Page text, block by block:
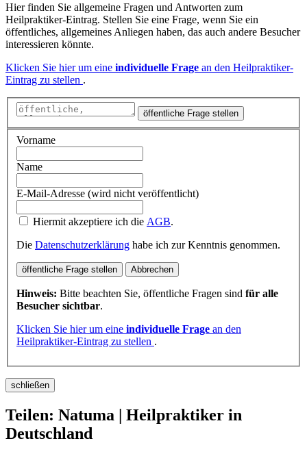
Hier finden Sie allgemeine Fragen und Antworten zum
Heilpraktiker-Eintrag. Stellen Sie eine Frage, wenn Sie ein
öffentliches, allgemeines Anliegen haben, das auch andere Besucher
interessieren könnte.
Klicken Sie hier um eine individuelle Frage an den Heilpraktiker-
Eintrag zu stellen .
öffentliche Frage stellen
Vorname
Name
E-Mail-Adresse (wird nicht veröffentlicht)
Hiermit akzeptiere ich die AGB.
Die Datenschutzerklärung habe ich zur Kenntnis genommen.
öffentliche Frage stellen Abbrechen
Hinweis: Bitte beachten Sie, öffentliche Fragen sind für alle
Besucher sichtbar.
Klicken Sie hier um eine individuelle Frage an den
Heilpraktiker-Eintrag zu stellen .
schließen
Teilen: Natuma | Heilpraktiker in
Deutschland